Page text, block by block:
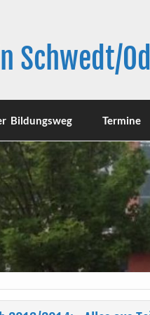
Schwedt/
Bildungsweg Termine